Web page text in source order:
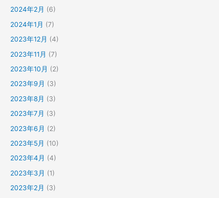
2024年2月 (6)
2024年1月 (7)
2023年12月 (4)
2023年11月 (7)
2023年10月 (2)
2023年9月 (3)
2023年8月 (3)
2023年7月 (3)
2023年6月 (2)
2023年5月 (10)
2023年4月 (4)
2023年3月 (1)
2023年2月 (3)